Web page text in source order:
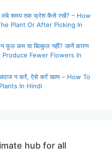
लंबे समय तक फ्रेश कैसे रखें? – How
Plant Or After Picking In
फूल कम या बिल्कुल नहीं? जानें कारण
Produce Fewer Flowers In
न करें, ऐसे करें खत्म – How To
In Hindi
hub for all